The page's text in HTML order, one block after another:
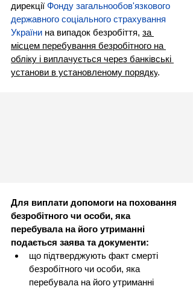
дирекції Фонду загальнообов'язкового
державного соціального страхування
України на випадок безробіття, за
місцем перебування безробітного на
обліку і виплачується через банківські
установи в установленому порядку.
Для виплати допомоги на поховання
безробітного чи особи, яка
перебувала на його утриманні
подається заява та документи:
що підтверджують факт смерті
безробітного чи особи, яка
перебувала на його утриманні